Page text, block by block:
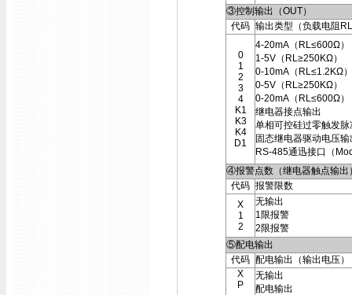
③控制输出（OUT）
代码 输出类型（负载电阻
0
1
2
3
4
K1
K3
K4
D1
4-20mA（RL≤600Ω）
1-5V（RL≥250KΩ）
0-10mA（RL≤1.2KΩ）
0-5V（RL≥250KΩ）
0-20mA（RL≤600Ω）
继电器接点输出
单相可控硅过零触发脉
固态继电器驱动电压输
RS-485通迅接口（
④报警点数（继电器触点输出
代码 报警限数
X
1
2
无输出
1限报警
2限报警
⑤配电输出
代码 配电输出（输出电压）
X
P
无输出
配电输出